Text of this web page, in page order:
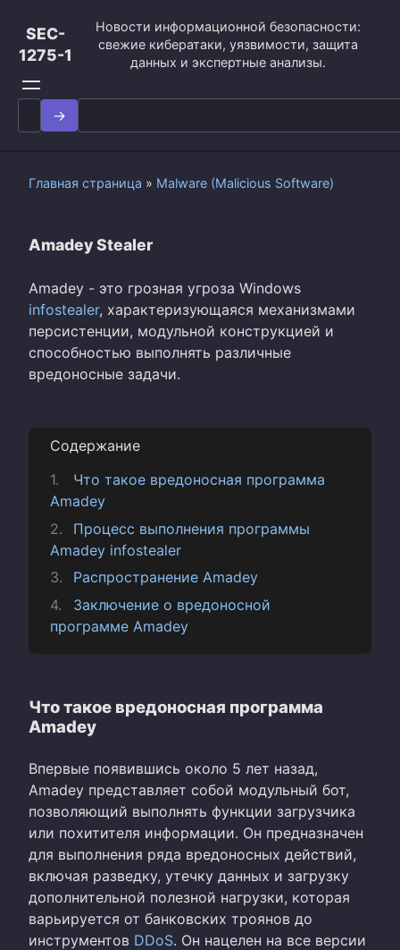
контенту
SEC-
1275-1
Новости информационной безопасности:
свежие кибератаки, уязвимости, защита
данных и экспертные анализы.
Search
for:
Главная страница » Malware (Malicious Software)
Amadey Stealer
Amadey - это грозная угроза Windows
infostealer, характеризующаяся механизмами
персистенции, модульной конструкцией и
способностью выполнять различные
вредоносные задачи.
Содержание
Что такое вредоносная программа
Amadey
Процесс выполнения программы
Amadey infostealer
Распространение Amadey
Заключение о вредоносной
программе Amadey
Что такое вредоносная программа
Amadey
Впервые появившись около 5 лет назад,
Amadey представляет собой модульный бот,
позволяющий выполнять функции загрузчика
или похитителя информации. Он предназначен
для выполнения ряда вредоносных действий,
включая разведку, утечку данных и загрузку
дополнительной полезной нагрузки, которая
варьируется от банковских троянов до
инструментов DDoS. Он нацелен на все версии